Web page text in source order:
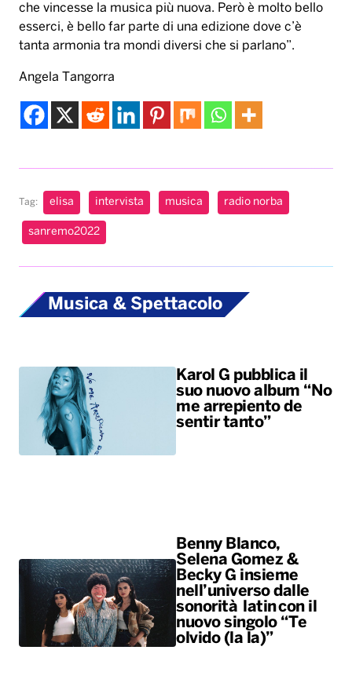
che vincesse la musica più nuova. Però è molto bello
esserci, è bello far parte di una edizione dove c’è
tanta armonia tra mondi diversi che si parlano”.
Angela Tangorra
Tag: elisa intervista musica radio norba
sanremo2022
Musica & Spettacolo
Karol G pubblica il
suo nuovo album “No
me arrepiento de
sentir tanto”
Benny Blanco,
Selena Gomez &
Becky G insieme
nell’universo dalle
sonorità latin con il
nuovo singolo “Te
olvido (la la)”